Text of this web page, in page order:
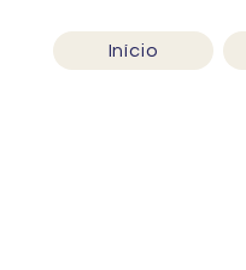
Início